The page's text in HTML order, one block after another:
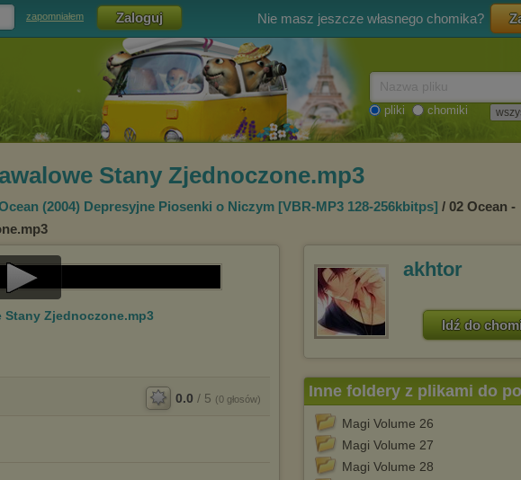
zapomniałem Nie masz jeszcze własnego chomika?
pliki chomiki
Stany Zjednoczone.mp3
(2004) Depresyjne Piosenki o Niczym [VBR-MP3 128-256kbitps] / 02 Ocean -
Play
Stany Zjednoczone.mp3
0.0 / 5 (0 głosów)
akhtor
Idź do
Inne foldery z plikami do
Magi Volume 26
Magi Volume 27
Magi Volume 28